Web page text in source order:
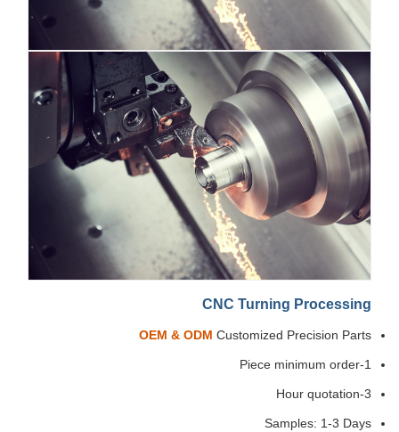
CNC Turning Processing
OEM & ODM Customized Precision Parts
1-Piece minimum order
3-Hour quotation
Samples: 1-3 Days